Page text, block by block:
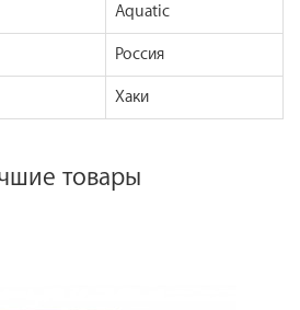
Aquatic
Россия
Хаки
товары